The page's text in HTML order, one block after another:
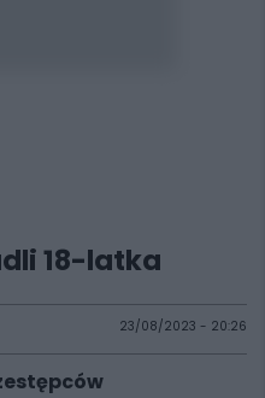
18-latka
23/08/2023 - 20:26